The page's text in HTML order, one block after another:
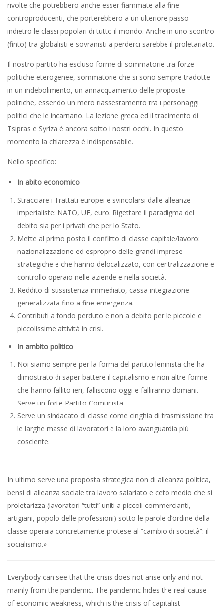
rivolte che potrebbero anche esser fiammate alla fine
controproducenti, che porterebbero a un ulteriore passo
indietro le classi popolari di tutto il mondo. Anche in uno scontro
(finto) tra globalisti e sovranisti a perderci sarebbe il proletariato.
Il nostro partito ha escluso forme di sommatorie tra forze
politiche eterogenee, sommatorie che si sono sempre tradotte
in un indebolimento, un annacquamento delle proposte
politiche, essendo un mero riassestamento tra i personaggi
politici che le incarnano. La lezione greca ed il tradimento di
Tsipras e Syriza è ancora sotto i nostri occhi. In questo
momento la chiarezza è indispensabile.
Nello specifico:
In abito economico
Stracciare i Trattati europei e svincolarsi dalle alleanze
imperialiste: NATO, UE, euro. Rigettare il paradigma del
debito sia per i privati che per lo Stato.
Mette al primo posto il conflitto di classe capitale/lavoro:
nazionalizzazione ed esproprio delle grandi imprese
strategiche e che hanno delocalizzato, con centralizzazione e
controllo operaio nelle aziende e nella società.
Reddito di sussistenza immediato, cassa integrazione
generalizzata fino a fine emergenza.
Contributi a fondo perduto e non a debito per le piccole e
piccolissime attività in crisi.
In ambito politico
Noi siamo sempre per la forma del partito leninista che ha
dimostrato di saper battere il capitalismo e non altre forme
che hanno fallito ieri, falliscono oggi e falliranno domani.
Serve un forte Partito Comunista.
Serve un sindacato di classe come cinghia di trasmissione tra
le larghe masse di lavoratori e la loro avanguardia più
cosciente.
In ultimo serve una proposta strategica non di alleanza politica,
bensì di alleanza sociale tra lavoro salariato e ceto medio che si
proletarizza (lavoratori “tutti” uniti a piccoli commercianti,
artigiani, popolo delle professioni) sotto le parole d’ordine della
classe operaia concretamente protese al “cambio di società”: il
socialismo.»
Everybody can see that the crisis does not arise only and not
mainly from the pandemic. The pandemic hides the real cause
of economic weakness, which is the crisis of capitalist